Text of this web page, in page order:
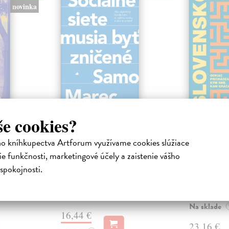
cookies?
kníhkupectva Artforum využívame cookies slúžiace
funkčnosti, marketingové účely a zaistenie vášho
novinka
o
nejisté
Sociálne siete musia
byť zničené
Marec Samo| Kniha
Sociálne siete nám ubližujú ako
jednotlivcom a kazia medziľudské
16,44 €
sme.
Mikloško
publikácia
kľúčových
Na sklade
23,16 €